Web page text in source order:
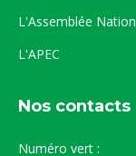
L'Assemblée
L'APEC
Nos contacts
Numéro vert :